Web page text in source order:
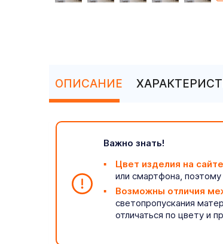
ОПИСАНИЕ
Важно знать!
Цвет изделия на
или смартфона,
Возможны отличия
светопропускания
отличаться по цвету и